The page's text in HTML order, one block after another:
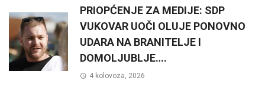
PRIOPĆENJE ZA MEDIJE: SDP
VUKOVAR UOČI OLUJE PONOVNO
UDARA NA BRANITELJE I
DOMOLJUBLJE….
4 kolovoza, 2026